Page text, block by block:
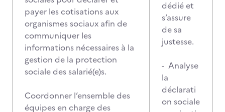
payer les cotisations aux
organismes sociaux afin de
communiquer les
informations nécessaires à la
gestion de la protection
sociale des salarié(e)s.
Coordonner l’ensemble des
équipes en charge des
dédié et
s’assure
de sa
justesse.
- Analyse
la
déclarati
on sociale